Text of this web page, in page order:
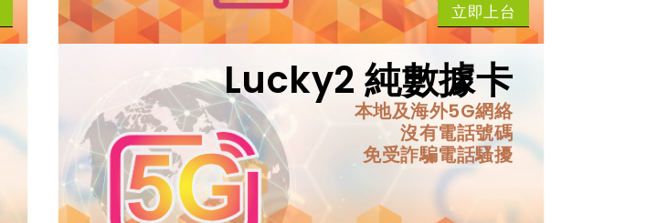
立即上台
Lucky2 純數據卡
本地及海外5G網絡
沒有電話號碼
免受詐騙電話騷擾